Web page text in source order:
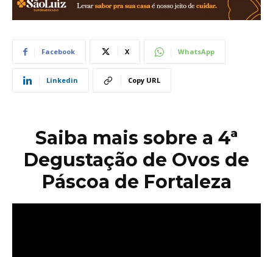
Facebook X WhatsApp
Linkedin Copy URL
Saiba mais sobre a 4ª
Degustação de Ovos de
Páscoa de Fortaleza